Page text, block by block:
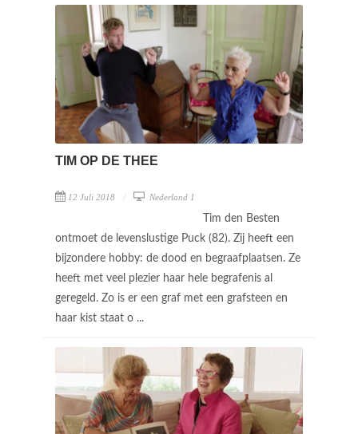
TIM OP DE THEE
12 Juli 2018 Nederland 1
Tim den Besten
ontmoet de levenslustige Puck (82). Zij heeft een
bijzondere hobby: de dood en begraafplaatsen. Ze
heeft met veel plezier haar hele begrafenis al
geregeld. Zo is er een graf met een grafsteen en
haar kist staat o ...